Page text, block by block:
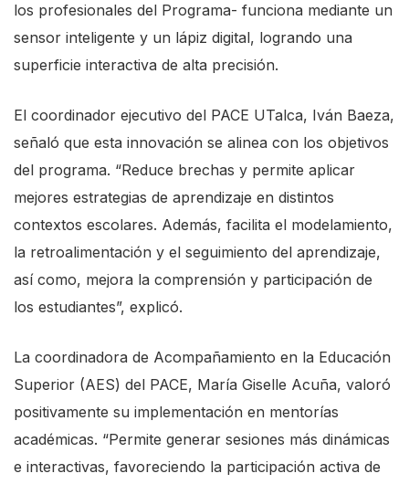
los profesionales del Programa- funciona mediante un
sensor inteligente y un lápiz digital, logrando una
superficie interactiva de alta precisión.
El coordinador ejecutivo del PACE UTalca, Iván Baeza,
señaló que esta innovación se alinea con los objetivos
del programa. “Reduce brechas y permite aplicar
mejores estrategias de aprendizaje en distintos
contextos escolares. Además, facilita el modelamiento,
la retroalimentación y el seguimiento del aprendizaje,
así como, mejora la comprensión y participación de
los estudiantes”, explicó.
La coordinadora de Acompañamiento en la Educación
Superior (AES) del PACE, María Giselle Acuña, valoró
positivamente su implementación en mentorías
académicas. “Permite generar sesiones más dinámicas
e interactivas, favoreciendo la participación activa de